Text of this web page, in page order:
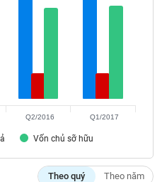
Vốn chủ sỡ hữu
Q2/2016 Q1/2017
Theo quý Theo năm